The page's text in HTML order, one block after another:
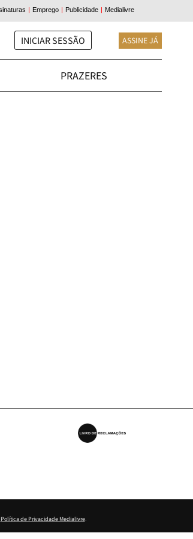
INICIAR SESSÃO ASSINE JÁ
PRAZERES
Política de Privacidade Medialivre.